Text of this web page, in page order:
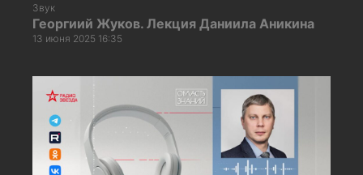
Звук
Георгиий Жуков. Лекция Даниила Аникина
13 июня 2025 16:35